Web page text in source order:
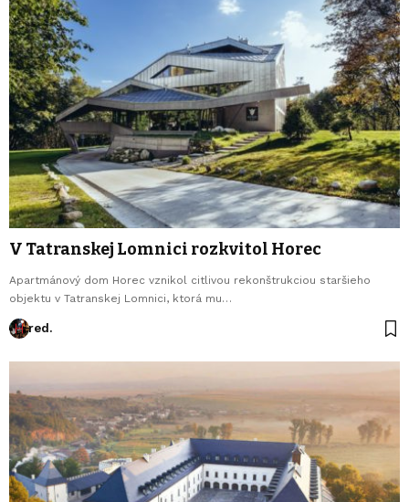
V Tatranskej Lomnici rozkvitol Horec
Apartmánový dom Horec vznikol citlivou rekonštrukciou staršieho
objektu v Tatranskej Lomnici, ktorá mu…
red.